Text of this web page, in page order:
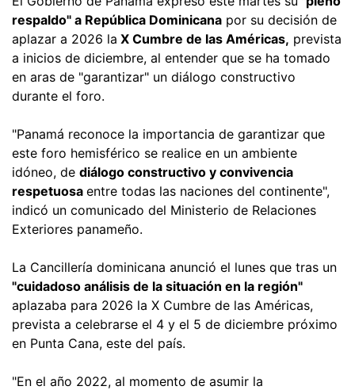
respaldo" a República Dominicana por su decisión de
aplazar a 2026 la X Cumbre de las Américas, prevista
a inicios de diciembre, al entender que se ha tomado
en aras de "garantizar" un diálogo constructivo
durante el foro.
"Panamá reconoce la importancia de garantizar que
este foro hemisférico se realice en un ambiente
idóneo, de diálogo constructivo y convivencia
respetuosa entre todas las naciones del continente",
indicó un comunicado del Ministerio de Relaciones
Exteriores panameño.
La Cancillería dominicana anunció el lunes que tras un
"cuidadoso análisis de la situación en la región"
aplazaba para 2026 la X Cumbre de las Américas,
prevista a celebrarse el 4 y el 5 de diciembre próximo
en Punta Cana, este del país.
"En el año 2022, al momento de asumir la